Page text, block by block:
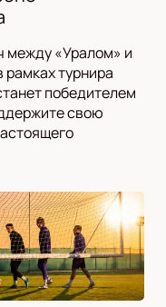
между «Уралом» и
рамках турнира
победителем
свою